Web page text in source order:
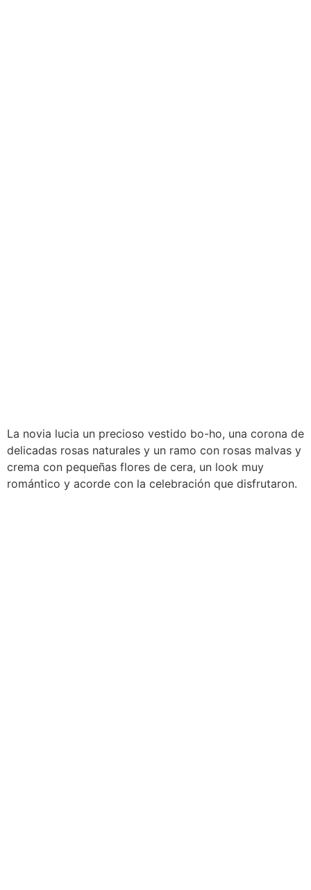
La novia lucia un precioso vestido bo-ho, una corona de
delicadas rosas naturales y un ramo con rosas malvas y
crema con pequeñas flores de cera, un look muy
romántico y acorde con la celebración que disfrutaron.